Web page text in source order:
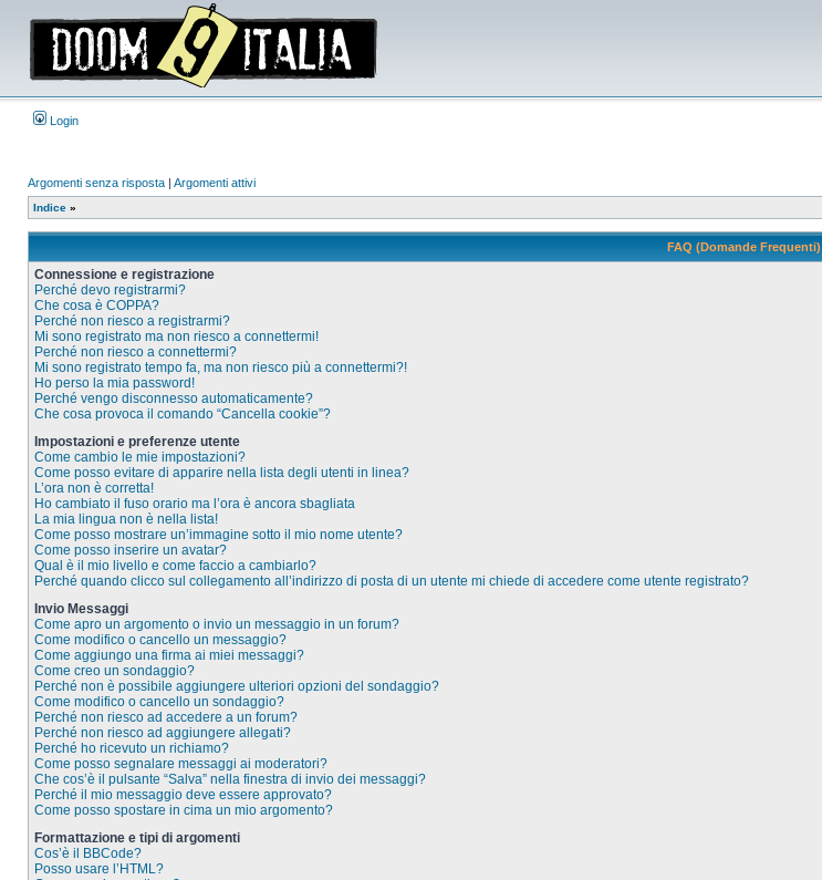
Login
Argomenti senza risposta | Argomenti attivi
Indice »
FAQ (Domande Frequenti)
Connessione e registrazione
Perché devo registrarmi?
Che cosa è COPPA?
Perché non riesco a registrarmi?
Mi sono registrato ma non riesco a connettermi!
Perché non riesco a connettermi?
Mi sono registrato tempo fa, ma non riesco più a connettermi?!
Ho perso la mia password!
Perché vengo disconnesso automaticamente?
Che cosa provoca il comando “Cancella cookie”?
Impostazioni e preferenze utente
Come cambio le mie impostazioni?
Come posso evitare di apparire nella lista degli utenti in linea?
L’ora non è corretta!
Ho cambiato il fuso orario ma l’ora è ancora sbagliata
La mia lingua non è nella lista!
Come posso mostrare un’immagine sotto il mio nome utente?
Come posso inserire un avatar?
Qual è il mio livello e come faccio a cambiarlo?
Perché quando clicco sul collegamento all’indirizzo di posta di un utente mi chiede di accedere come utente registrato?
Invio Messaggi
Come apro un argomento o invio un messaggio in un forum?
Come modifico o cancello un messaggio?
Come aggiungo una firma ai miei messaggi?
Come creo un sondaggio?
Perché non è possibile aggiungere ulteriori opzioni del sondaggio?
Come modifico o cancello un sondaggio?
Perché non riesco ad accedere a un forum?
Perché non riesco ad aggiungere allegati?
Perché ho ricevuto un richiamo?
Come posso segnalare messaggi ai moderatori?
Che cos’è il pulsante “Salva” nella finestra di invio dei messaggi?
Perché il mio messaggio deve essere approvato?
Come posso spostare in cima un mio argomento?
Formattazione e tipi di argomenti
Cos’è il BBCode?
Posso usare l’HTML?